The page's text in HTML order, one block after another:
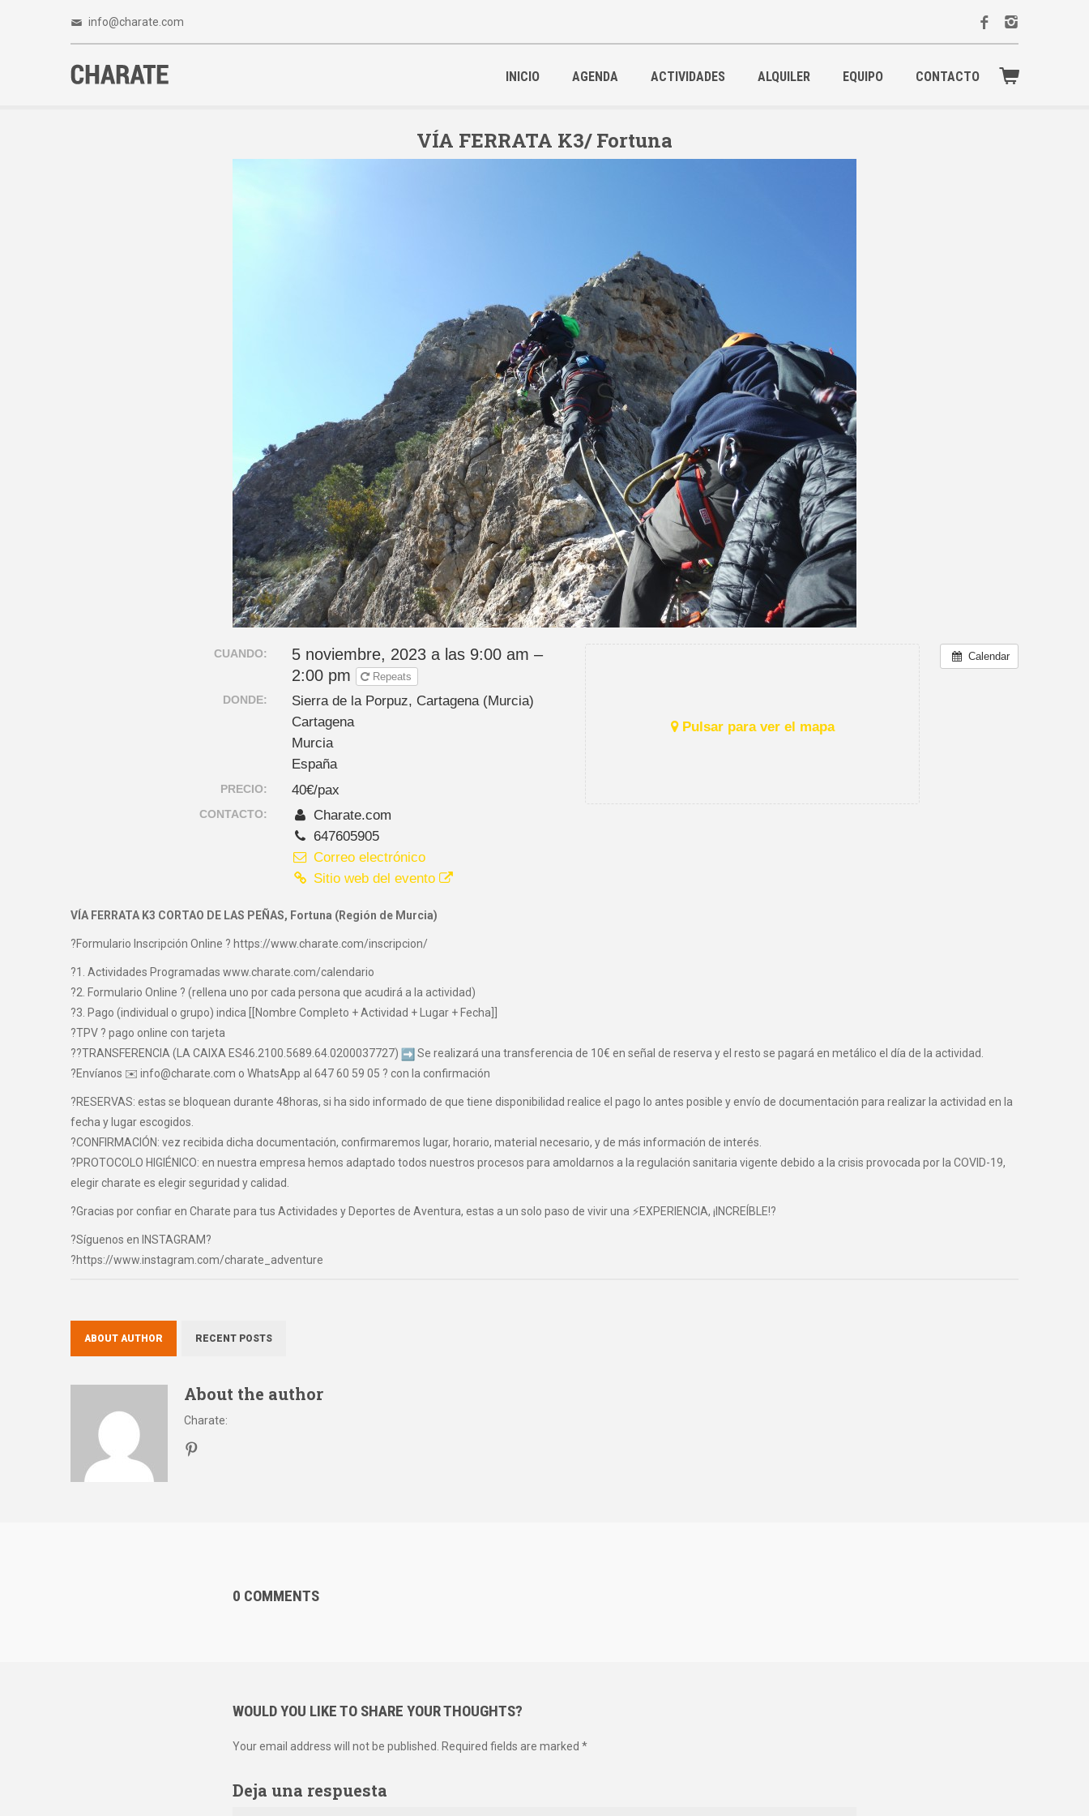
info@charate.com
INICIO AGENDA ACTIVIDADES ALQUILER EQUIPO CONTACTO
VÍA FERRATA K3/ Fortuna
Calendar
Pulsar para ver el mapa
CUANDO:
5 noviembre, 2023 a las 9:00 am –
2:00 pm
Repeats
DONDE:
Sierra de la Porpuz, Cartagena (Murcia)
Cartagena
Murcia
España
PRECIO: 40€/pax
CONTACTO:
Charate.com
647605905
Correo electrónico
Sitio web del evento
VÍA FERRATA K3 CORTAO DE LAS PEÑAS, Fortuna (Región de Murcia)
?Formulario Inscripción Online ? https://www.charate.com/inscripcion/
?1. Actividades Programadas www.charate.com/calendario
?2. Formulario Online ? (rellena uno por cada persona que acudirá a la actividad)
?3. Pago (individual o grupo) indica [[Nombre Completo + Actividad + Lugar + Fecha]]
?TPV ? pago online con tarjeta
??TRANSFERENCIA (LA CAIXA ES46.2100.5689.64.0200037727)
Se realizará una transferencia de 10€ en señal de reserva y el resto se pagará en metálico el día de la actividad.
?Envíanos ✉️ info@charate.com o WhatsApp al 647 60 59 05 ? con la confirmación
?RESERVAS: estas se bloquean durante 48horas, si ha sido informado de que tiene disponibilidad realice el pago lo antes posible y envío de documentación para realizar la actividad en la
fecha y lugar escogidos.
?CONFIRMACIÓN: vez recibida dicha documentación, confirmaremos lugar, horario, material necesario, y de más información de interés.
?PROTOCOLO HIGIÉNICO: en nuestra empresa hemos adaptado todos nuestros procesos para amoldarnos a la regulación sanitaria vigente debido a la crisis provocada por la COVID-19,
elegir charate es elegir seguridad y calidad.
?Gracias por confiar en Charate para tus Actividades y Deportes de Aventura, estas a un solo paso de vivir una ⚡EXPERIENCIA, ¡INCREÍBLE!?
?Síguenos en INSTAGRAM?
?https://www.instagram.com/charate_adventure
ABOUT AUTHOR RECENT POSTS
About the author
Charate:
0 COMMENTS
WOULD YOU LIKE TO SHARE YOUR THOUGHTS?
Your email address will not be published. Required fields are marked *
Deja una respuesta